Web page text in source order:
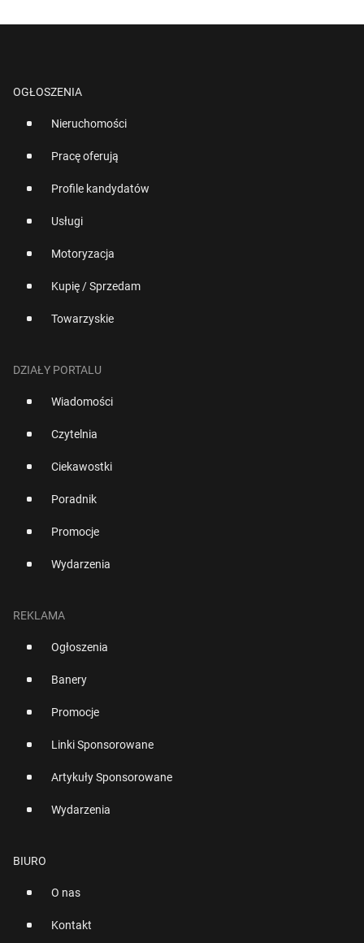
OGŁOSZENIA
Nieruchomości
Pracę oferują
Profile kandydatów
Usługi
Motoryzacja
Kupię / Sprzedam
Towarzyskie
DZIAŁY PORTALU
Wiadomości
Czytelnia
Ciekawostki
Poradnik
Promocje
Wydarzenia
REKLAMA
Ogłoszenia
Banery
Promocje
Linki Sponsorowane
Artykuły Sponsorowane
Wydarzenia
BIURO
O nas
Kontakt